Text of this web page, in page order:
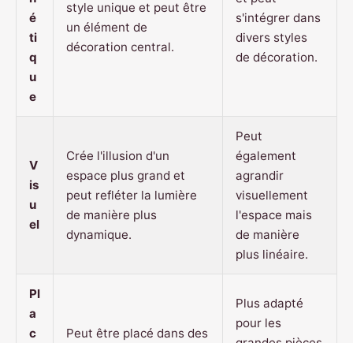
é
ti
q
u
e
style unique et peut être
un élément de
décoration central.
s'intégrer dans
divers styles
de décoration.
V
is
u
el
Crée l'illusion d'un
espace plus grand et
peut refléter la lumière
de manière plus
dynamique.
Peut
également
agrandir
visuellement
l'espace mais
de manière
plus linéaire.
Pl
a
c
Peut être placé dans des
Plus adapté
pour les